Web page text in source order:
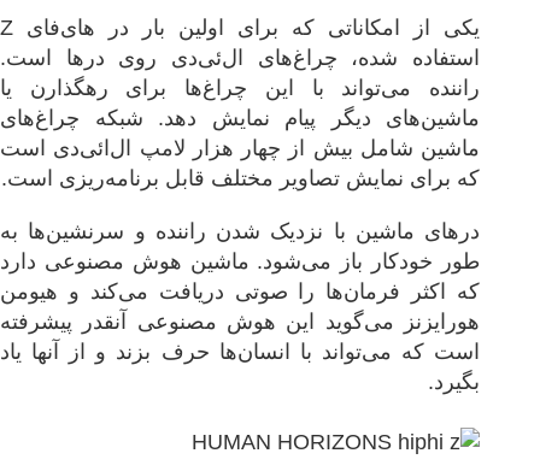
استفاده شده، چراغ‌های ال‌ئی‌دی روی درها است.
راننده می‌تواند با این چراغ‌ها برای رهگذارن یا
ماشین‌های دیگر پیام نمایش دهد. شبکه چراغ‌های
ماشین شامل بیش از چهار هزار لامپ ال‌ائی‌دی است
که برای نمایش تصاویر مختلف قابل برنامه‌ریزی است.
درهای ماشین با نزدیک شدن راننده و سرنشین‌ها به
طور خودکار باز می‌شود. ماشین هوش مصنوعی دارد
که اکثر فرمان‌ها را صوتی دریافت می‌کند و هیومن
هورایزنز می‌گوید این هوش مصنوعی آنقدر پیشرفته
است که می‌تواند با انسان‌‌ها حرف بزند و از آنها یاد
بگیرد.